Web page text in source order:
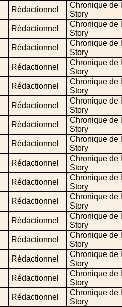
Rédactionnel
Chronique de
Story
Rédactionnel
Chronique de
Story
Rédactionnel
Chronique de
Story
Rédactionnel
Chronique de
Story
Rédactionnel
Chronique de
Story
Rédactionnel
Chronique de
Story
Rédactionnel
Chronique de
Story
Rédactionnel
Chronique de
Story
Rédactionnel
Chronique de
Story
Rédactionnel
Chronique de
Story
Rédactionnel
Chronique de
Story
Rédactionnel
Chronique de
Story
Rédactionnel
Chronique de
Story
Rédactionnel
Chronique de
Story
Rédactionnel
Chronique de
Story
Rédactionnel
Chronique de
Story